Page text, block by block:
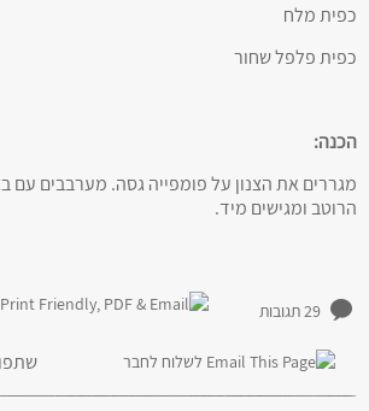
כפית מלח
כפית פלפל שחור
הכנה:
מגררים את הצנון על פומפייה גסה. מערבבים עם
הרוטב ומגישים מיד.
29 תגובות
לשלוח לחבר